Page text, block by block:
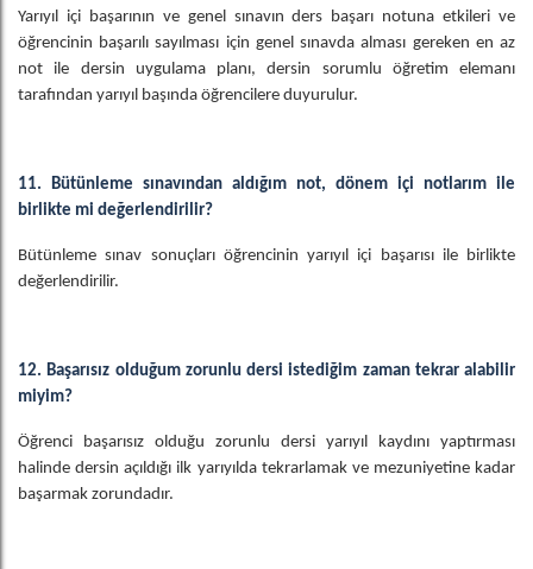
Yarıyıl içi başarının ve genel sınavın ders başarı notuna etkileri ve
öğrencinin başarılı sayılması için genel sınavda alması gereken en az
not ile dersin uygulama planı, dersin sorumlu öğretim elemanı
tarafından yarıyıl başında öğrencilere duyurulur.
11. Bütünleme sınavından aldığım not, dönem içi notlarım ile
birlikte mi değerlendirilir?
Bütünleme sınav sonuçları öğrencinin yarıyıl içi başarısı ile birlikte
değerlendirilir.
12. Başarısız olduğum zorunlu dersi istediğim zaman tekrar alabilir
miyim?
Öğrenci başarısız olduğu zorunlu dersi yarıyıl kaydını yaptırması
halinde dersin açıldığı ilk yarıyılda tekrarlamak ve mezuniyetine kadar
başarmak zorundadır.